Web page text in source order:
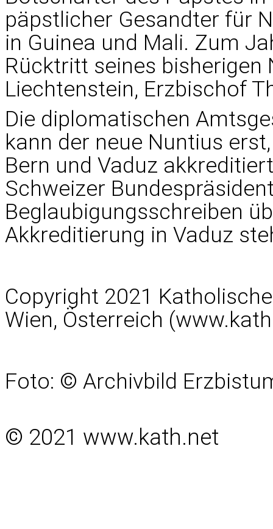
päpstlicher Gesandter für
in Guinea und Mali. Zum
Rücktritt seines bisherigen
Liechtenstein, Erzbischof
Die diplomatischen
kann der neue Nuntius
Bern und Vaduz
Schweizer
Beglaubigungsschreiben
Akkreditierung in Vaduz
Copyright 2021
Wien, Österreich
Foto: © Archivbild
© 2021 www.kath.net